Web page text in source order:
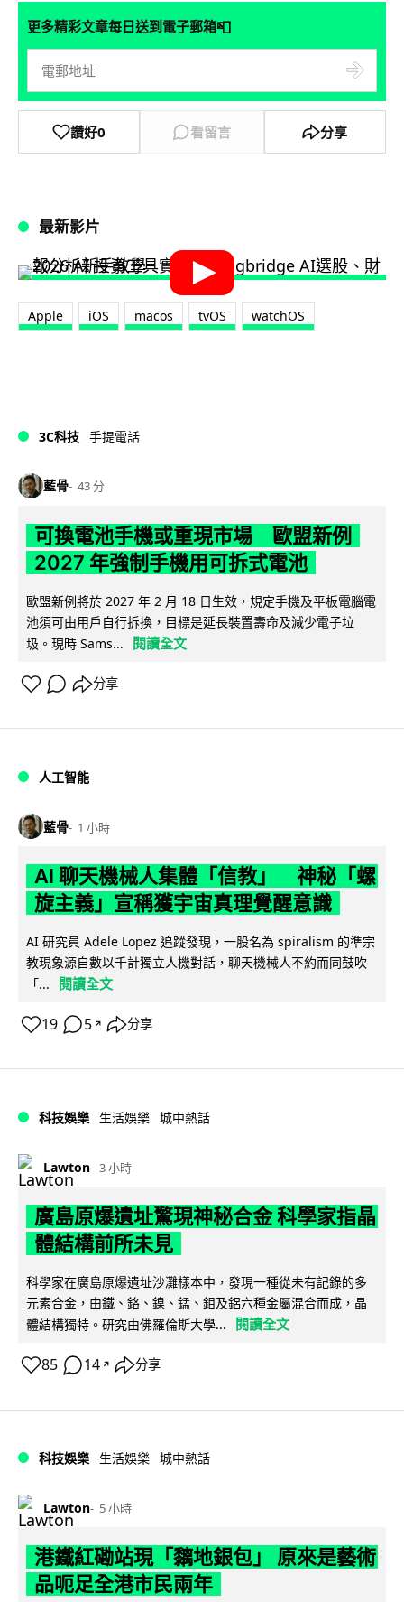
更多精彩文章每日送到電子郵箱📮
讚好0 看留言 分享
最新影片
Apple iOS macos tvOS watchOS
3C科技 手提電話
藍骨 43 分
可換電池手機或重現市場 歐盟新例
2027 年強制手機用可拆式電池
歐盟新例將於 2027 年 2 月 18 日生效，規定手機及平板電腦電
池須可由用戶自行拆換，目標是延長裝置壽命及減少電子垃
圾。現時 Sams...
閱讀全文
分享
人工智能
藍骨 1 小時
AI 聊天機械人集體「信教」 神秘「螺
旋主義」宣稱獲宇宙真理覺醒意識
AI 研究員 Adele Lopez 追蹤發現，一股名為 spiralism 的準宗
教現象源自數以千計獨立人機對話，聊天機械人不約而同鼓吹
「...
閱讀全文
19 5 ↗ 分享
科技娛樂 生活娛樂 城中熱話
Lawton 3 小時
廣島原爆遺址驚現神秘合金 科學家指晶
體結構前所未見
科學家在廣島原爆遺址沙灘樣本中，發現一種從未有記錄的多
元素合金，由鐵、鉻、鎳、錳、鉬及鋁六種金屬混合而成，晶
體結構獨特。研究由佛羅倫斯大學...
閱讀全文
85 14 ↗ 分享
科技娛樂 生活娛樂 城中熱話
Lawton 5 小時
港鐵紅磡站現「黐地銀包」 原來是藝術
品呃足全港市民兩年